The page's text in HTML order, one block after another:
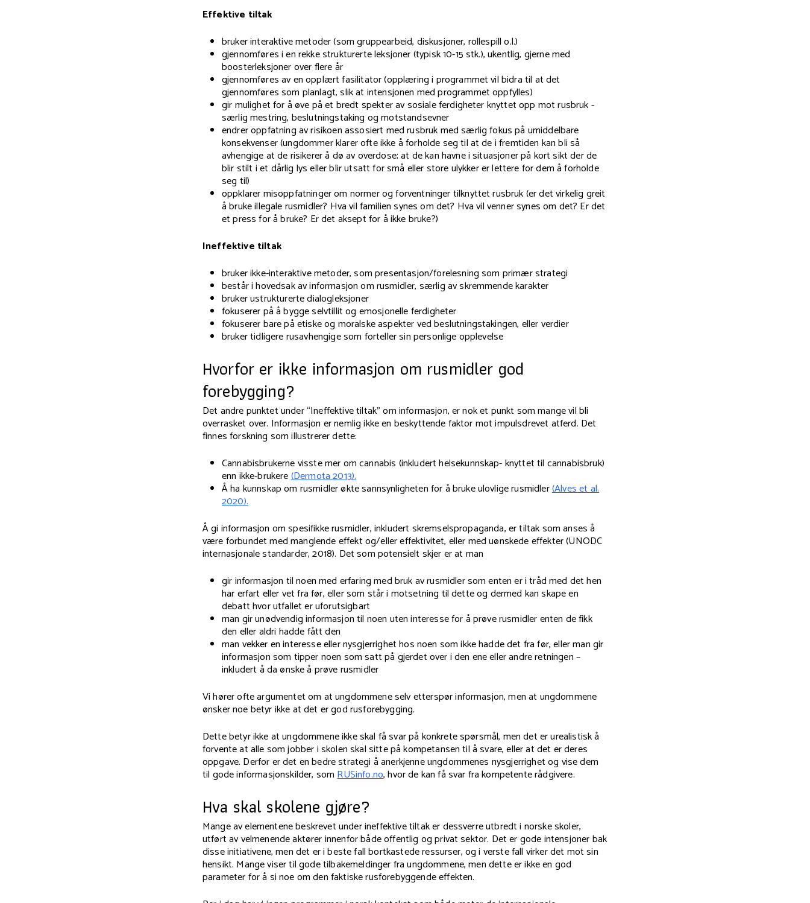
Effektive tiltak
bruker interaktive metoder (som gruppearbeid, diskusjoner, rollespill o.l.)
gjennomføres i en rekke strukturerte leksjoner (typisk 10-15 stk.), ukentlig, gjerne med
boosterleksjoner over flere år
gjennomføres av en opplært fasilitator (opplæring i programmet vil bidra til at det
gjennomføres som planlagt, slik at intensjonen med programmet oppfylles)
gir mulighet for å øve på et bredt spekter av sosiale ferdigheter knyttet opp mot rusbruk -
særlig mestring, beslutningstaking og motstandsevner
endrer oppfatning av risikoen assosiert med rusbruk med særlig fokus på umiddelbare
konsekvenser (ungdommer klarer ofte ikke å forholde seg til at de i fremtiden kan bli så
avhengige at de risikerer å dø av overdose; at de kan havne i situasjoner på kort sikt der de
blir stilt i et dårlig lys eller blir utsatt for små eller store ulykker er lettere for dem å forholde
seg til)
oppklarer misoppfatninger om normer og forventninger tilknyttet rusbruk (er det virkelig greit
å bruke illegale rusmidler? Hva vil familien synes om det? Hva vil venner synes om det? Er det
et press for å bruke? Er det aksept for å ikke bruke?)
Ineffektive tiltak
bruker ikke-interaktive metoder, som presentasjon/forelesning som primær strategi
består i hovedsak av informasjon om rusmidler, særlig av skremmende karakter
bruker ustrukturerte dialogleksjoner
fokuserer på å bygge selvtillit og emosjonelle ferdigheter
fokuserer bare på etiske og moralske aspekter ved beslutningstakingen, eller verdier
bruker tidligere rusavhengige som forteller sin personlige opplevelse
Hvorfor er ikke informasjon om rusmidler god
forebygging?
Det andre punktet under “Ineffektive tiltak" om informasjon, er nok et punkt som mange vil bli
overrasket over. Informasjon er nemlig ikke en beskyttende faktor mot impulsdrevet atferd. Det
finnes forskning som illustrerer dette:
Cannabisbrukerne visste mer om cannabis (inkludert helsekunnskap- knyttet til cannabisbruk)
enn ikke-brukere(Dermota 2013).
Å ha kunnskap om rusmidler økte sannsynligheten for å bruke ulovlige rusmidler(Alves et al.
2020).
Å gi informasjon om spesifikke rusmidler, inkludert skremselspropaganda, er tiltak som anses å
være forbundet med manglende effekt og/eller effektivitet, eller med uønskede effekter (UNODC
internasjonale standarder, 2018). Det som potensielt skjer er at man
gir informasjon til noen med erfaring med bruk av rusmidler som enten er i tråd med det hen
har erfart eller vet fra før, eller som står i motsetning til dette og dermed kan skape en
debatt hvor utfallet er uforutsigbart
man gir unødvendig informasjon til noen uten interesse for å prøve rusmidler enten de fikk
den eller aldri hadde fått den
man vekker en interesse eller nysgjerrighet hos noen som ikke hadde det fra før, eller man gir
informasjon som tipper noen som satt på gjerdet over i den ene eller andre retningen –
inkludert å da ønske å prøve rusmidler
Vi hører ofte argumentet om at ungdommene selv etterspør informasjon, men at ungdommene
ønsker noe betyr ikke at det er god rusforebygging.
Dette betyr ikke at ungdommene ikke skal få svar på konkrete spørsmål, men det er urealistisk å
forvente at alle som jobber i skolen skal sitte på kompetansen til å svare, eller at det er deres
oppgave. Derfor er det en bedre strategi å anerkjenne ungdommenes nysgjerrighet og vise dem
til gode informasjonskilder, somRUSinfo.no, hvor de kan få svar fra kompetente rådgivere.
Hva skal skolene gjøre?
Mange av elementene beskrevet under ineffektive tiltak er dessverre utbredt i norske skoler,
utført av velmenende aktører innenfor både offentlig og privat sektor. Det er gode intensjoner bak
disse initiativene, men det er i beste fall bortkastede ressurser, og i verste fall virker det mot sin
hensikt. Mange viser til gode tilbakemeldinger fra ungdommene, men dette er ikke en god
parameter for å si noe om den faktiske rusforebyggende effekten.